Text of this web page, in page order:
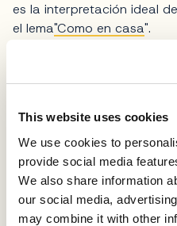
This website uses cookies
We use cookies to
provide social media
We also share information
our social media,
may combine it with other
es la interpretación ideal
el lema"Como en casa".
MENNYACHT GROUP
Compartir